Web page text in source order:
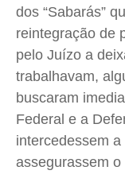
dos “Sabarás”
reintegração de
pelo Juízo a
trabalhavam,
buscaram
Federal e a
intercedessem
assegurassem